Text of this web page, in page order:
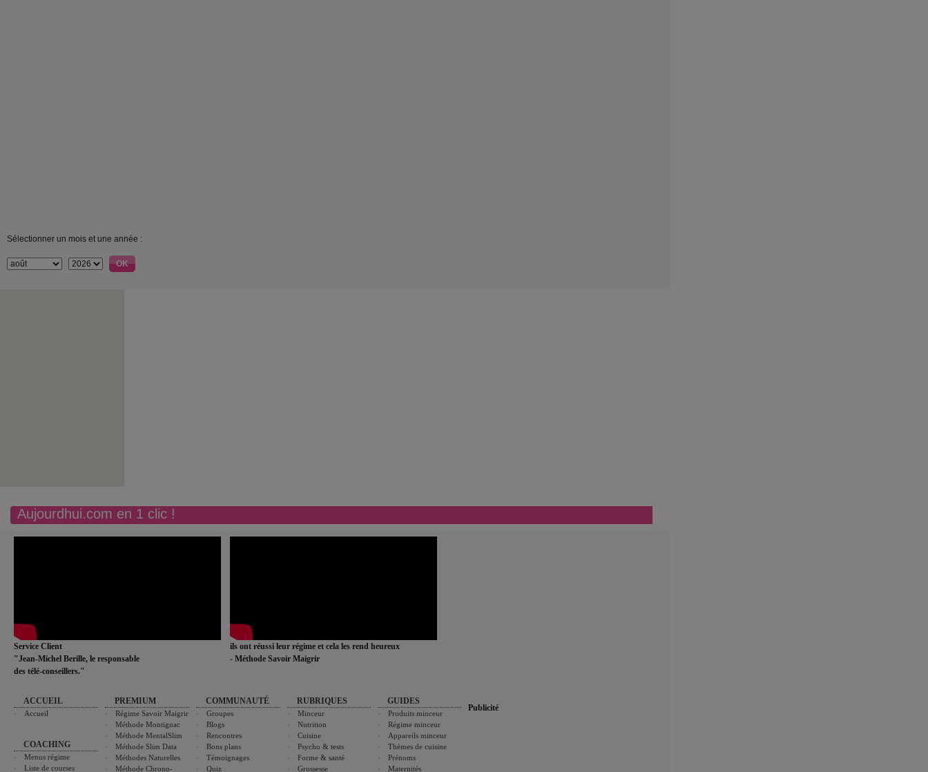
Sélectionner un mois et une année :
Aujourdhui.com en 1 clic !
Service Client
"Jean-Michel Berille, le responsable
des télé-conseillers."
ils ont réussi leur régime et cela les rend heureux
- Méthode Savoir Maigrir
ACCUEIL
Accueil
COACHING
Menus régime
Liste de courses
PREMIUM
Régime Savoir Maigrir
Méthode Montignac
Méthode MentalSlim
Méthode Slim Data
Méthodes Naturelles
Méthode Chrono-
COMMUNAUTÉ
Groupes
Blogs
Rencontres
Bons plans
Témoignages
Quiz
RUBRIQUES
Minceur
Nutrition
Cuisine
Psycho & tests
Forme & santé
Grossesse
GUIDES
Produits minceur
Régime minceur
Appareils minceur
Thèmes de cuisine
Prénoms
Maternités
Publicité